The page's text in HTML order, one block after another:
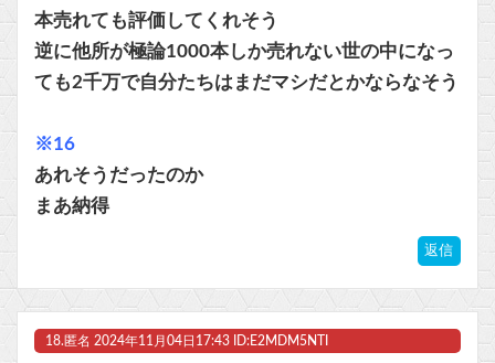
本売れても評価してくれそう
逆に他所が極論1000本しか売れない世の中になっ
ても2千万で自分たちはまだマシだとかならなそう
※16
あれそうだったのか
まあ納得
返信
18. 匿名 2024年11月04日17:43 ID:E2MDM5NTI